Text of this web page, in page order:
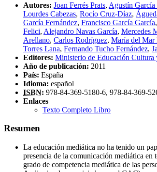
Autores: Joan Ferrés Prats, Agustín
Lourdes Cabezas, Rocío Cruz-Díaz,
García Fernández, Francisco García García,
Felici, Alejandro Navas García, Mercedes
Arellano, Carlos Rodríguez, María del Mar
Torres Lana, Fernando Tucho Fernández,
Editores: Ministerio de Educación Cultura
Año de publicación: 2011
País: España
Idioma: español
ISBN: 978-84-369-5180-6, 978-84-369-
Enlaces
Texto Completo Libro
Resumen
La educación mediática no ha tenido un
presencia de la comunicación mediática en
grado de competencia mediática de las